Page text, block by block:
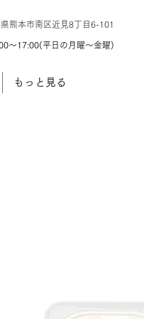
熊本市南区近見8丁目6-101
～17:00(平日の月曜～金曜)
もっと見る